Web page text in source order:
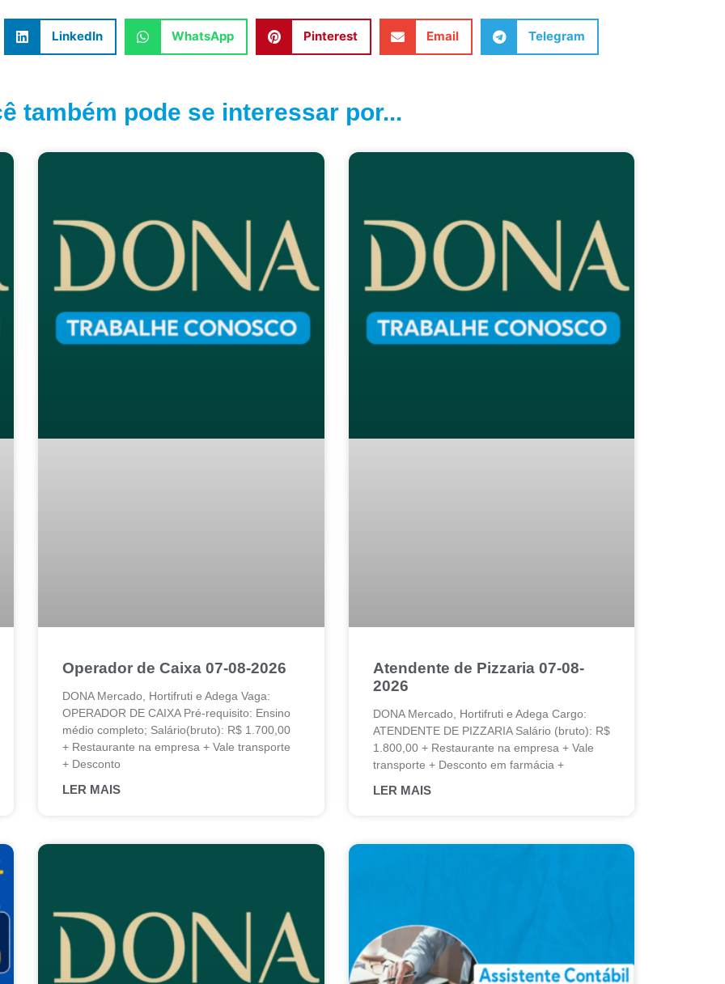
LinkedIn WhatsApp Pinterest Email Telegram
também pode se interessar por...
Operador de Caixa 07-08-2026
DONA Mercado, Hortifruti e Adega Vaga:
OPERADOR DE CAIXA Pré-requisito: Ensino
médio completo; Salário(bruto): R$ 1.700,00
+ Restaurante na empresa + Vale transporte
+ Desconto
LER MAIS
Atendente de Pizzaria 07-08-
2026
DONA Mercado, Hortifruti e Adega Cargo:
ATENDENTE DE PIZZARIA Salário (bruto): R$
1.800,00 + Restaurante na empresa + Vale
transporte + Desconto em farmácia +
LER MAIS